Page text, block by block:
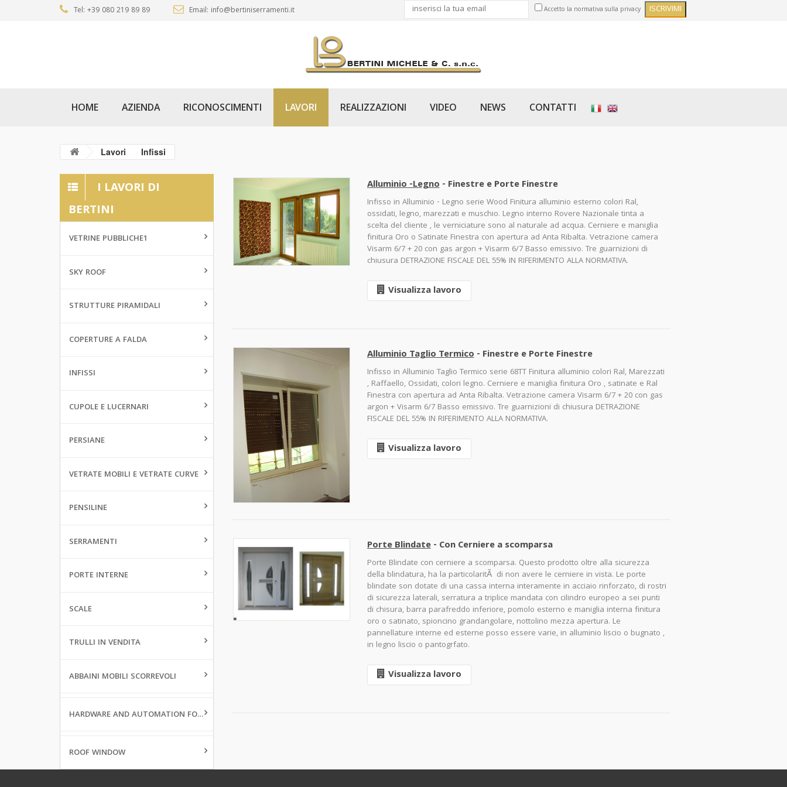
Tel: +39 080 219 89 89 Email: info@bertiniserramenti.it Accetto la normativa sulla privacy
HOME AZIENDA RICONOSCIMENTI LAVORI REALIZZAZIONI VIDEO NEWS CONTATTI
Lavori Infissi
I LAVORI DI
BERTINI
VETRINE PUBBLICHE1
SKY ROOF
STRUTTURE PIRAMIDALI
COPERTURE A FALDA
INFISSI
CUPOLE E LUCERNARI
PERSIANE
VETRATE MOBILI E VETRATE CURVE
PENSILINE
SERRAMENTI
PORTE INTERNE
SCALE
TRULLI IN VENDITA
ABBAINI MOBILI SCORREVOLI
HARDWARE AND AUTOMATION FOR WINDOWS
ROOF WINDOW
Alluminio -Legno- Finestre e Porte Finestre
Infisso in Alluminio - Legno serie Wood Finitura alluminio esterno colori Ral,
ossidati, legno, marezzati e muschio. Legno interno Rovere Nazionale tinta a
scelta del cliente , le verniciature sono al naturale ad acqua. Cerniere e maniglia
finitura Oro o Satinate Finestra con apertura ad Anta Ribalta. Vetrazione camera
Visarm 6/7 + 20 con gas argon + Visarm 6/7 Basso emissivo. Tre guarnizioni di
chiusura DETRAZIONE FISCALE DEL 55% IN RIFERIMENTO ALLA NORMATIVA.
Visualizza lavoro
Alluminio Taglio Termico- Finestre e Porte Finestre
Infisso in Alluminio Taglio Termico serie 68TT Finitura alluminio colori Ral, Marezzati
, Raffaello, Ossidati, colori legno. Cerniere e maniglia finitura Oro , satinate e Ral
Finestra con apertura ad Anta Ribalta. Vetrazione camera Visarm 6/7 + 20 con gas
argon + Visarm 6/7 Basso emissivo. Tre guarnizioni di chiusura DETRAZIONE
FISCALE DEL 55% IN RIFERIMENTO ALLA NORMATIVA.
Visualizza lavoro
Porte Blindate- Con Cerniere a scomparsa
Porte Blindate con cerniere a scomparsa. Questo prodotto oltre alla sicurezza
della blindatura, ha la particolaritÃ di non avere le cerniere in vista. Le porte
blindate son dotate di una cassa interna interamente in acciaio rinforzato, di rostri
di sicurezza laterali, serratura a triplice mandata con cilindro europeo a sei punti
di chisura, barra parafreddo inferiore, pomolo esterno e maniglia interna finitura
oro o satinato, spioncino grandangolare, nottolino mezza apertura. Le
pannellature interne ed esterne posso essere varie, in alluminio liscio o bugnato ,
in legno liscio o pantogrfato.
Visualizza lavoro